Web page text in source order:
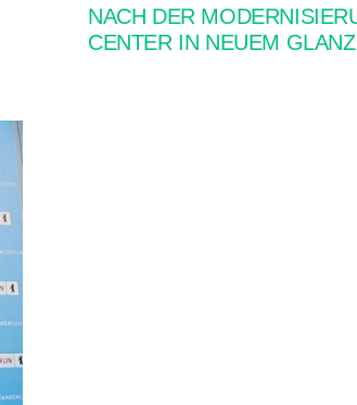
NACH DER
CENTER IN NEUEM